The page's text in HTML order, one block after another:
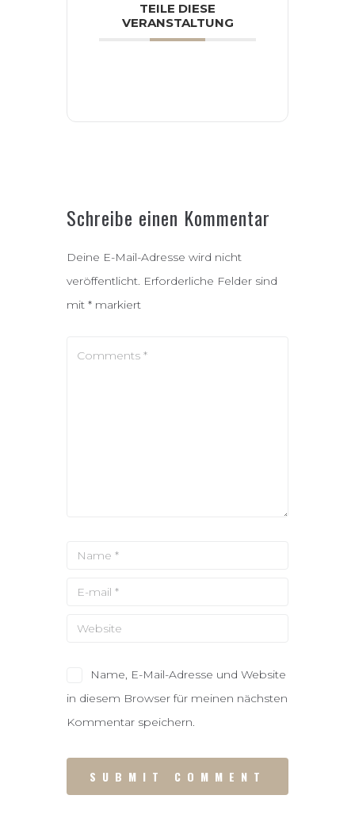
TEILE DIESE
VERANSTALTUNG
Schreibe einen Kommentar
Deine E-Mail-Adresse wird nicht
veröffentlicht. Erforderliche Felder sind
mit * markiert
Name, E-Mail-Adresse und Website
in diesem Browser für meinen nächsten
Kommentar speichern.